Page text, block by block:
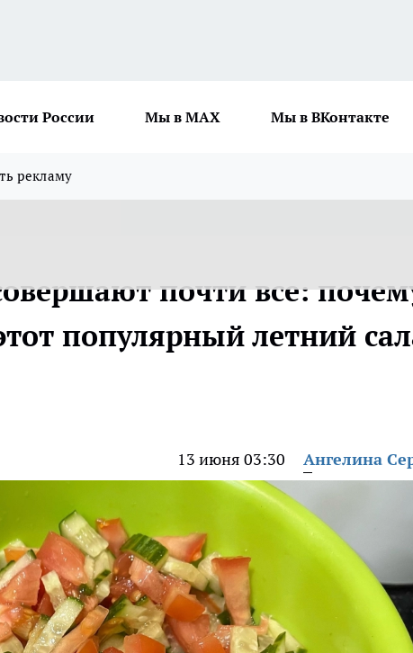
России Мы в MAX Мы в ВКонтакте
рекламу
почти все:
популярный летний
13 июня 03:30 Ангелина